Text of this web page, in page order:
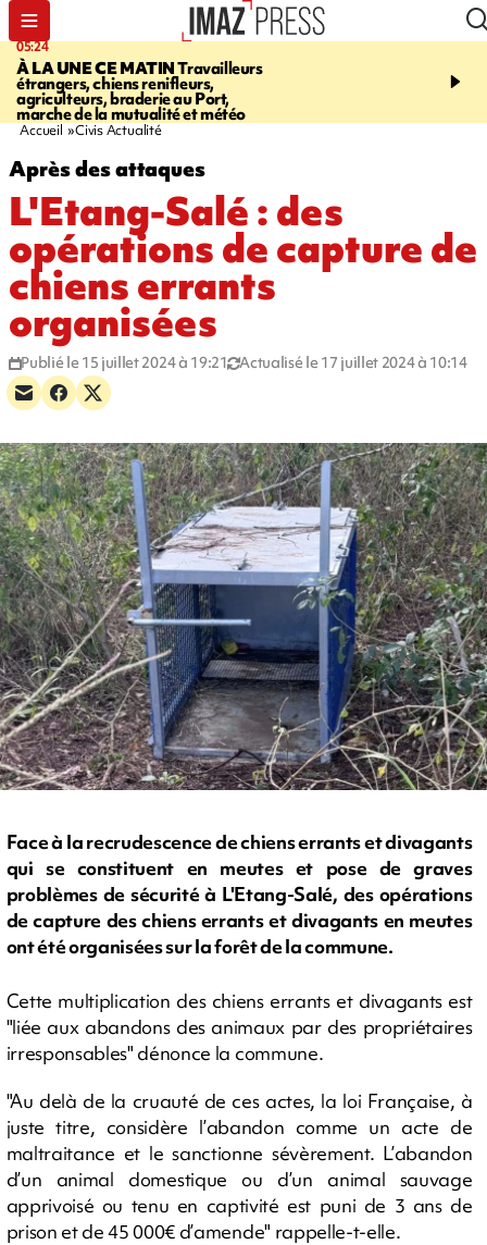
05:24
À LA UNE CE MATINTravailleurs
étrangers, chiens renifleurs,
agriculteurs, braderie au Port,
marche de la mutualité et météo
07:05
mobilisés pour traquer
Accueil Civis Actualité
Après des attaques
L'Etang-Salé : des
opérations de capture de
chiens errants
organisées
Publié le 15 juillet 2024 à 19:21 Actualisé le 17 juillet 2024 à 10:14
Face à la recrudescence de chiens errants et divagants
qui se constituent en meutes et pose de graves
problèmes de sécurité à L'Etang-Salé, des opérations
de capture des chiens errants et divagants en meutes
ont été organisées sur la forêt de la commune.
Cette multiplication des chiens errants et divagants est
"liée aux abandons des animaux par des propriétaires
irresponsables" dénonce la commune.
"Au delà de la cruauté de ces actes, la loi Française, à
juste titre, considère l’abandon comme un acte de
maltraitance et le sanctionne sévèrement. L’abandon
d’un animal domestique ou d’un animal sauvage
apprivoisé ou tenu en captivité est puni de 3 ans de
prison et de 45 000€ d’amende" rappelle-t-elle.